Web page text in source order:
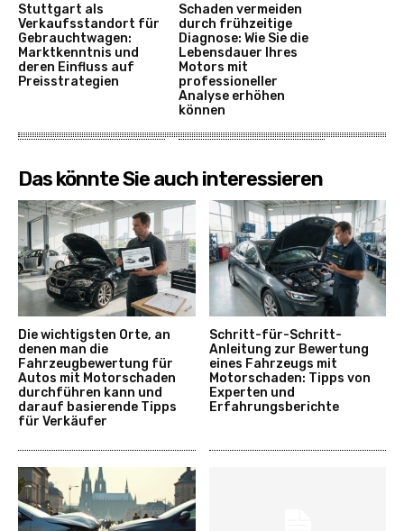
Stuttgart als
Verkaufsstandort für
Gebrauchtwagen:
Marktkenntnis und
deren Einfluss auf
Preisstrategien
Schaden vermeiden
durch frühzeitige
Diagnose: Wie Sie die
Lebensdauer Ihres
Motors mit
professioneller
Analyse erhöhen
können
Das könnte Sie auch interessieren
Die wichtigsten Orte, an
denen man die
Fahrzeugbewertung für
Autos mit Motorschaden
durchführen kann und
darauf basierende Tipps
für Verkäufer
Schritt-für-Schritt-
Anleitung zur Bewertung
eines Fahrzeugs mit
Motorschaden: Tipps von
Experten und
Erfahrungsberichte